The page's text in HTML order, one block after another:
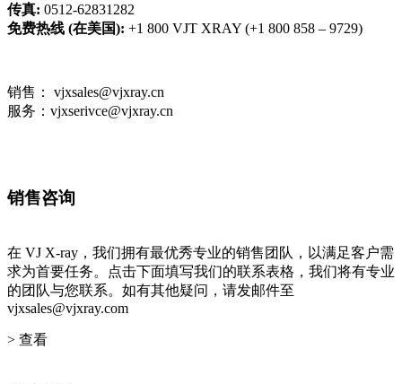
传真: 0512-62831282
免费热线 (在美国): +1 800 VJT XRAY (+1 800 858 – 9729)
销售： vjxsales@vjxray.cn
服务：vjxserivce@vjxray.cn
销售咨询
在 VJ X-ray，我们拥有最优秀专业的销售团队，以满足客户需
求为首要任务。点击下面填写我们的联系表格，我们将有专业
的团队与您联系。如有其他疑问，请发邮件至
vjxsales@vjxray.com
> 查看